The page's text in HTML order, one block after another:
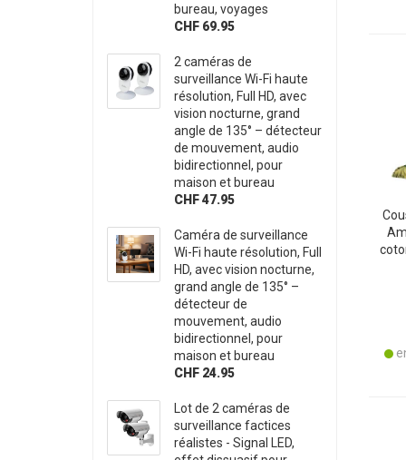
bureau, voyages
CHF 69.95
2 caméras de
surveillance Wi-Fi haute
résolution, Full HD, avec
vision nocturne, grand
angle de 135° – détecteur
de mouvement, audio
bidirectionnel, pour
maison et bureau
CHF 47.95
Caméra de surveillance
Wi-Fi haute résolution, Full
HD, avec vision nocturne,
grand angle de 135° –
détecteur de
mouvement, audio
bidirectionnel, pour
maison et bureau
CHF 24.95
Lot de 2 caméras de
surveillance factices
réalistes - Signal LED,